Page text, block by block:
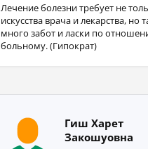
Лечение болезни требует не
искусства врача и лекарства, но
много забот и ласки по
больному. (Гипократ)
Гиш Харет
Закошуовна